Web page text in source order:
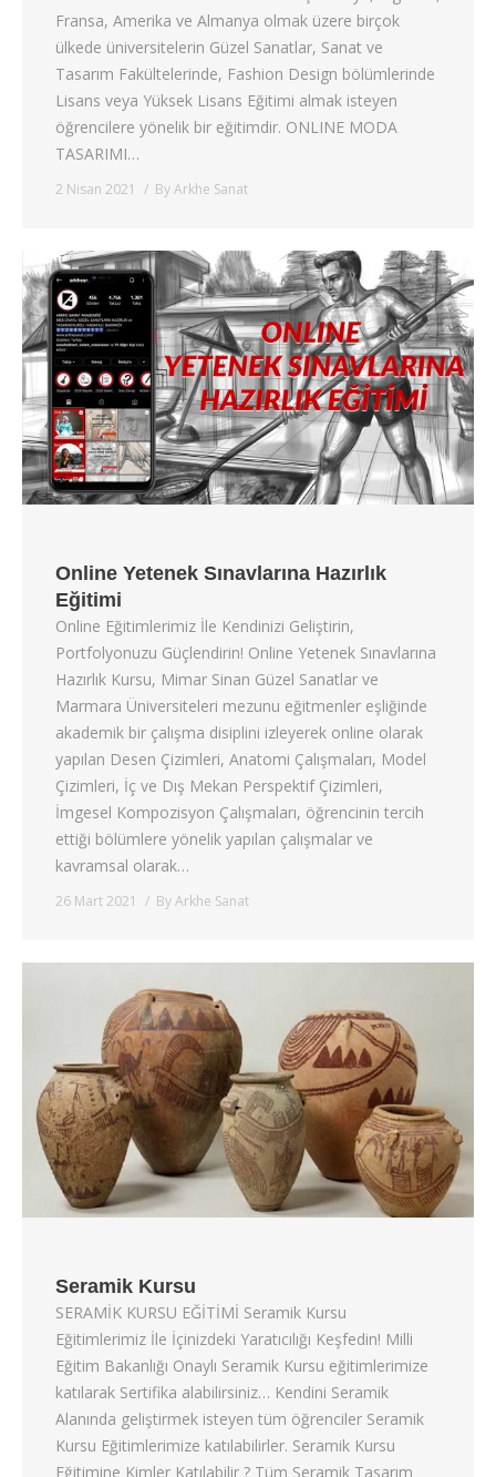
Fransa, Amerika ve Almanya olmak üzere birçok
ülkede üniversitelerin Güzel Sanatlar, Sanat ve
Tasarım Fakültelerinde, Fashion Design bölümlerinde
Lisans veya Yüksek Lisans Eğitimi almak isteyen
öğrencilere yönelik bir eğitimdir. ONLINE MODA
TASARIMI…
2 Nisan 2021 ByArkhe Sanat
Online Yetenek Sınavlarına Hazırlık
Eğitimi
Online Eğitimlerimiz İle Kendinizi Geliştirin,
Portfolyonuzu Güçlendirin! Online Yetenek Sınavlarına
Hazırlık Kursu, Mimar Sinan Güzel Sanatlar ve
Marmara Üniversiteleri mezunu eğitmenler eşliğinde
akademik bir çalışma disiplini izleyerek online olarak
yapılan Desen Çizimleri, Anatomi Çalışmaları, Model
Çizimleri, İç ve Dış Mekan Perspektif Çizimleri,
İmgesel Kompozisyon Çalışmaları, öğrencinin tercih
ettiği bölümlere yönelik yapılan çalışmalar ve
kavramsal olarak…
26 Mart 2021 ByArkhe Sanat
Seramik Kursu
SERAMİK KURSU EĞİTİMİ Seramik Kursu
Eğitimlerimiz İle İçinizdeki Yaratıcılığı Keşfedin! Milli
Eğitim Bakanlığı Onaylı Seramik Kursu eğitimlerimize
katılarak Sertifika alabilirsiniz… Kendini Seramik
Alanında geliştirmek isteyen tüm öğrenciler Seramik
Kursu Eğitimlerimize katılabilirler. Seramik Kursu
Eğitimine Kimler Katılabilir ? Tüm Seramik Tasarım